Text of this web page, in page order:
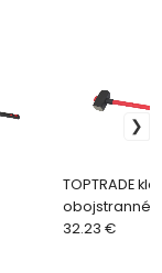
TOPTRADE
obojstranné,
32.23 €